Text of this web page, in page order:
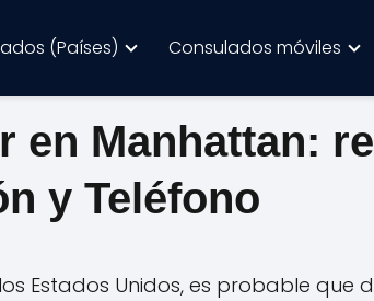
(Países) Consulados móviles
en Manhattan:
y Teléfono
Estados Unidos, es probable que